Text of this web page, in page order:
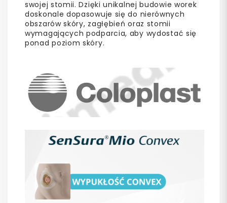
swojej stomii. Dzięki unikalnej budowie worek
doskonale dopasowuje się do nierównych
obszarów skóry, zagłębień oraz stomii
wymagających podparcia, aby wydostać się
ponad poziom skóry.